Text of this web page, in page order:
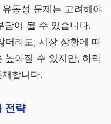
동성 문제는 고려해야
담이 될 수 있습니다.
더라도, 시장 상황에 따
높아질 수 있지만, 하락
합니다.
전략